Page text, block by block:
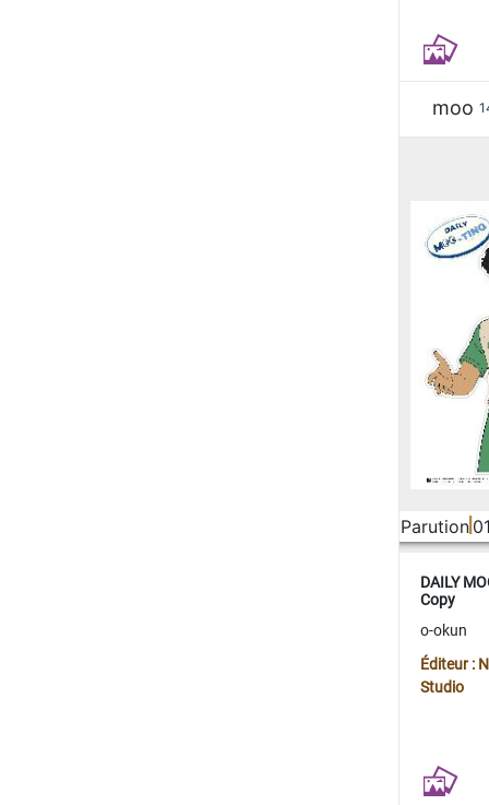
moo
Parution
DAILY
Copy
o-okun
Éditeur :
Studio